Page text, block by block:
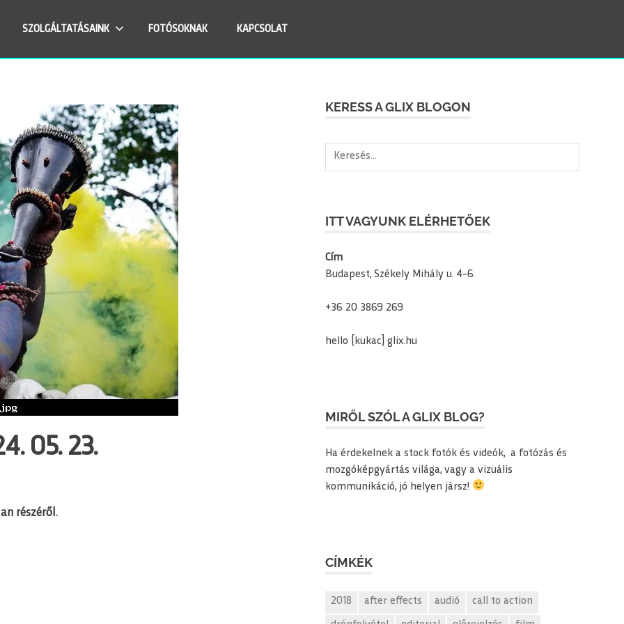
SZOLGÁLTATÁSAINK FOTÓSOKNAK KAPCSOLAT
05. 23.
részéről.
KERESS A GLIX BLOGON
Keresés:
ITT VAGYUNK ELÉRHETŐEK
Cím
Budapest, Székely Mihály u. 4-6.
+36 20 3869 269
hello [kukac] glix.hu
MIRŐL SZÓL A GLIX BLOG?
Ha érdekelnek a stock fotók és videók, a fotózás és
mozgóképgyártás világa, vagy a vizuális
kommunikáció, jó helyen jársz!
CÍMKÉK
2018 after effects audió call to action